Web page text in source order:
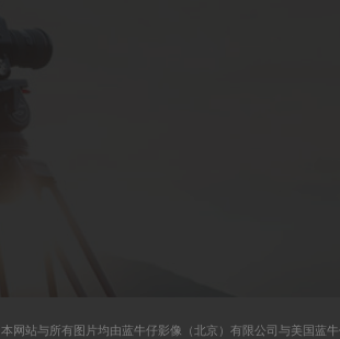
本网站与所有图片均由蓝牛仔影像（北京）有限公司与美国蓝